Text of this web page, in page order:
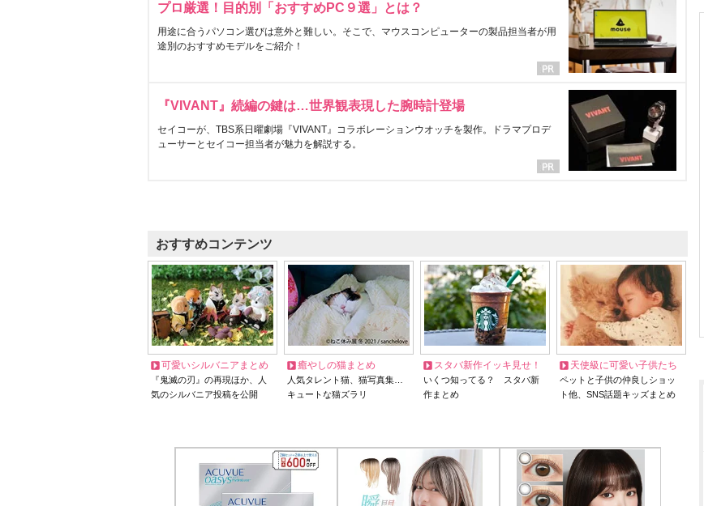
プロ厳選！目的別「おすすめPC９選」とは？
用途に合うパソコン選びは意外と難しい。そこで、マウスコンピューターの製品担当者が用
途別のおすすめモデルをご紹介！
『VIVANT』続編の鍵は…世界観表現した腕時計登場
セイコーが、TBS系日曜劇場『VIVANT』コラボレーションウオッチを製作。ドラマプロデ
ューサーとセイコー担当者が魅力を解説する。
おすすめコンテンツ
可愛いシルバニアまとめ
『鬼滅の刃』の再現ほか、人
気のシルバニア投稿を公開
癒やしの猫まとめ
人気タレント猫、猫写真集…
キュートな猫ズラリ
スタバ新作イッキ見せ！
いくつ知ってる？ スタバ新
作まとめ
天使級に可愛い子供たち
ペットと子供の仲良しショッ
ト他、SNS話題キッズまとめ